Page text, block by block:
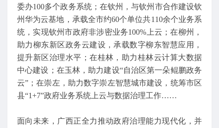
委办100多个政务系统；在钦州，与钦州市合作建设钦
州华为云基地，承载全市约60个单位共110余个业务系
统，实现钦州市政府非涉密业务100%上云；在柳州，
助力柳东新区政务云建设，承载数字柳东智慧应用，
提升新区治理水平；在桂林，助力桂林云计算大数据
中心建设；在玉林，助力建设“自治区第一朵鲲鹏政务
云”；在崇左，助力数字崇左智慧城市建设，统筹市区
县“1+7”政府业务系统上云与数据治理工作……
面向未来，广西正全力推动政府治理能力现代化，并